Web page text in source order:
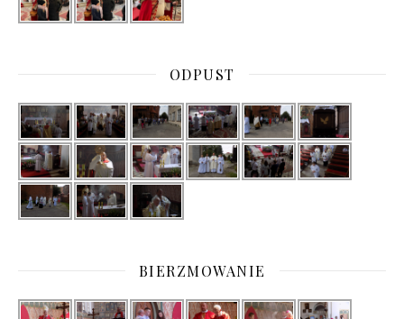
ODPUST
BIERZMOWANIE